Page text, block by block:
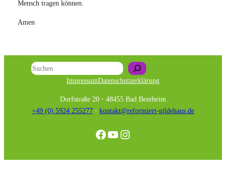
Mensch tragen können.
Amen
Suchen
ImpressumDatenschutzerklärung
Dorfstraße 20 · 48455 Bad Bentheim
+49 (0) 5924 255277 · kontakt@reformiert-gildehaus.de
Facebook
YouTube
Instagram